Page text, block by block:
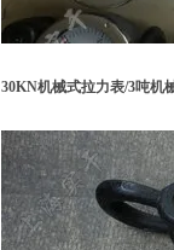
30KN机械式拉力表/3吨机